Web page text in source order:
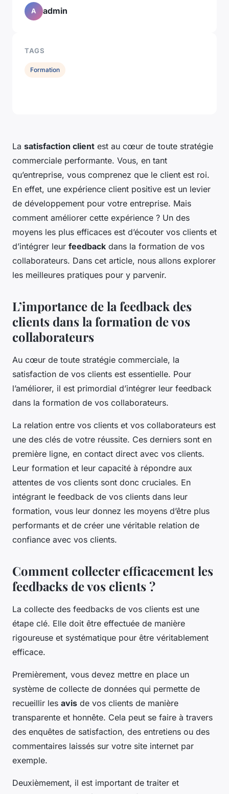
La satisfaction client est au cœur de toute stratégie
commerciale performante. Vous, en tant
qu’entreprise, vous comprenez que le client est roi.
En effet, une expérience client positive est un levier
de développement pour votre entreprise. Mais
comment améliorer cette expérience ? Un des
moyens les plus efficaces est d’écouter vos clients et
d’intégrer leur feedback dans la formation de vos
collaborateurs. Dans cet article, nous allons explorer
les meilleures pratiques pour y parvenir.
L’importance de la feedback des
clients dans la formation de vos
collaborateurs
Au cœur de toute stratégie commerciale, la
satisfaction de vos clients est essentielle. Pour
l’améliorer, il est primordial d’intégrer leur feedback
dans la formation de vos collaborateurs.
La relation entre vos clients et vos collaborateurs est
une des clés de votre réussite. Ces derniers sont en
première ligne, en contact direct avec vos clients.
Leur formation et leur capacité à répondre aux
attentes de vos clients sont donc cruciales. En
intégrant le feedback de vos clients dans leur
formation, vous leur donnez les moyens d’être plus
performants et de créer une véritable relation de
confiance avec vos clients.
Comment collecter efficacement les
feedbacks de vos clients ?
La collecte des feedbacks de vos clients est une
étape clé. Elle doit être effectuée de manière
rigoureuse et systématique pour être véritablement
efficace.
Premièrement, vous devez mettre en place un
système de collecte de données qui permette de
recueillir les avis de vos clients de manière
transparente et honnête. Cela peut se faire à travers
des enquêtes de satisfaction, des entretiens ou des
commentaires laissés sur votre site internet par
exemple.
Deuxièmement, il est important de traiter et
A admin
TAGS
Formation